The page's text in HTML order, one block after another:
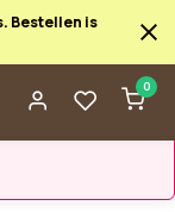
Bestellen is
0
voorraad leverbaar